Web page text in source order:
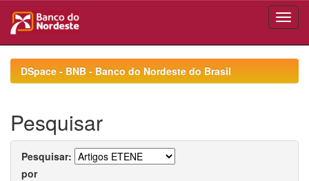
navigationDSpace - BNB - Banco do Nordeste do Brasil
Pesquisar
Pesquisar:
por